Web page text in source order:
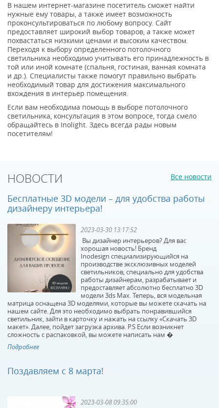
В нашем интернет-магазине посетитель сможет найти
нужные ему товары, а также имеет возможность
проконсультироваться по любому вопросу. Сайт
предоставляет широкий выбор товаров, а также может
похвастаться низкими ценами и высоким качеством.
Переходя к выбору определенного потолочного
светильника необходимо учитывать его принадлежность в
той или иной комнате (спальня, гостиная, ванная комната
и др.). Специалисты также помогут правильно выбрать
необходимый товар для достижения максимального
вхождения в интерьер помещения.
Если вам необходима помощь в выборе потолочного
светильника, консультация в этом вопросе, тогда смело
обращайтесь в Inolight. Здесь всегда рады новым
посетителям!
НОВОСТИ Все новости
Бесплатные 3D модели – для удобства работы
дизайнеру интерьера!
2023-03-30 13:17:52
Вы дизайнер интерьеров? Для вас
хорошая новость! Бренд
Inodesign специализирующийся на
производстве эксклюзивных моделей
светильников, специально для удобства
работы дизайнерам, разрабатывает и
предоставляет абсолютно бесплатно 3D
модели 3ds Max. Теперь, вся модельная
матрица оснащена 3D моделями, которые вы можете скачать на
нашем сайте. Для это необходимо выбрать понравившийся
светильник, зайти в карточку и нажать на ссылку «Скачать 3D
макет». Далее, пойдет загрузка архива. P.S Если возникнет
сложность с распаковкой, вы можете написать нам �
Подробнее
Поздавляем с 8 марта!
2023-03-08 09:35:00